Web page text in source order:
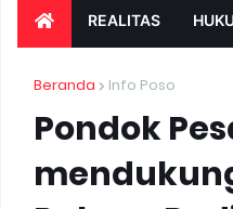
REALITAS
Beranda Info Poso
Pondok